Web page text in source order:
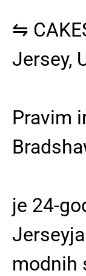
⇋
Jersey,
Pravim
je 24-
modnih